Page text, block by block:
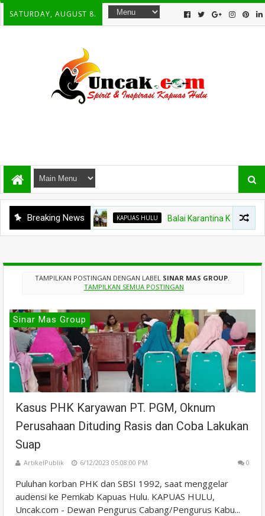
SATURDAY, AUGUST 8.
Breaking News KAPUAS HULU Balai Karantina Kalbar Tinjau
TAMPILKAN POSTINGAN DENGAN LABEL SINAR MAS GROUP.
TAMPILKAN SEMUA POSTINGAN
Sinar Mas Group
Kasus PHK Karyawan PT. PGM, Oknum
Perusahaan Dituding Rasis dan Coba Lakukan
Suap
ArtikelPublik 6/12/2023 05:08:00 PM 0
Puluhan korban PHK dan SBSI 1992, saat menggelar
audensi ke Pemkab Kapuas Hulu. KAPUAS HULU,
Uncak.com - Dewan Pengurus Cabang/Pengurus Kabu...